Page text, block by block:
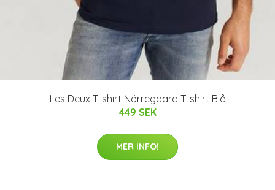
Les Deux T-shirt Nörregaard T-shirt Blå
449 SEK
MER INFO!